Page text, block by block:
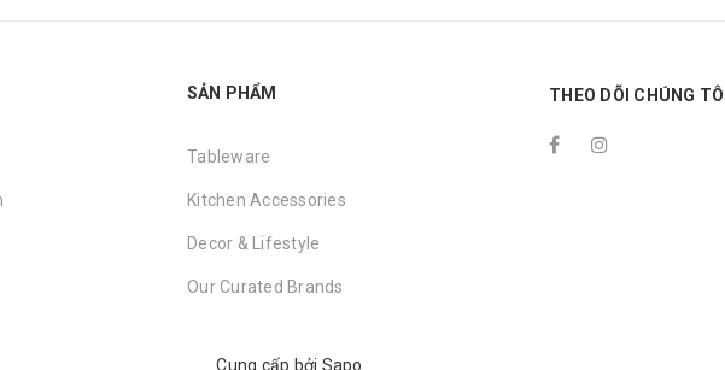
SẢN PHẨM
Tableware
Kitchen Accessories
Decor & Lifestyle
Our Curated Brands
THEO DÕI CHÚNG
Cung cấp bởi Sapo